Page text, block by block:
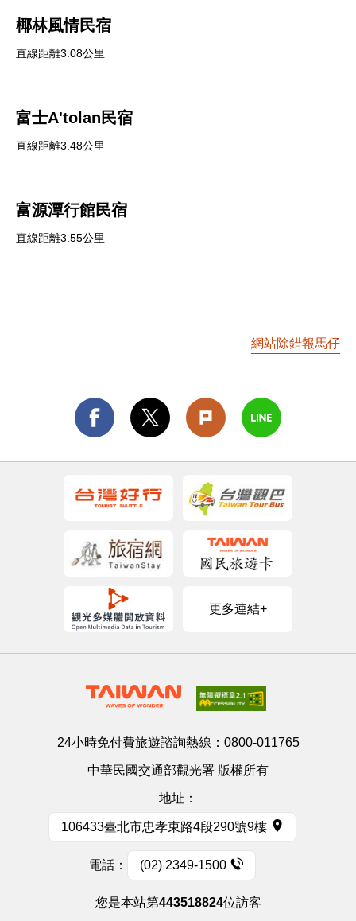
椰林風情民宿
直線距離3.08公里
富士A'tolan民宿
直線距離3.48公里
富源潭行館民宿
直線距離3.55公里
網站除錯報馬仔
更多連結+
24小時免付費旅遊諮詢熱線： 0800-011765
中華民國交通部觀光署 版權所有
地址：
106433臺北市忠孝東路4段290號9樓
電話： (02) 2349-1500
您是本站第443518824位訪客